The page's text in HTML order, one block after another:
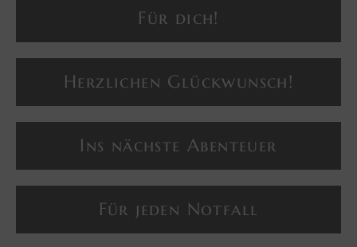
Textvorschau
Textvorschau
Textvorschau
Textvorschau
Für dich!
Herzlichen Glückwunsch!
Ins nächste Abenteuer
Für jeden Notfall